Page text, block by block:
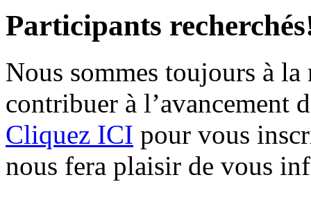
Participants
Nous sommes toujours à
contribuer à l’avancement
Cliquez ICI pour vous
nous fera plaisir de vous